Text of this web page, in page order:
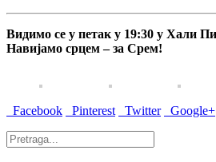
Видимо се у петак у 19:30 у Хали
Навијамо срцем – за Срем!
Facebook Pinterest Twitter Google+